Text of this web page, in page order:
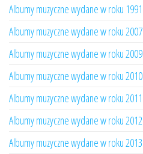
Albumy muzyczne wydane w roku 1991
Albumy muzyczne wydane w roku 2007
Albumy muzyczne wydane w roku 2009
Albumy muzyczne wydane w roku 2010
Albumy muzyczne wydane w roku 2011
Albumy muzyczne wydane w roku 2012
Albumy muzyczne wydane w roku 2013